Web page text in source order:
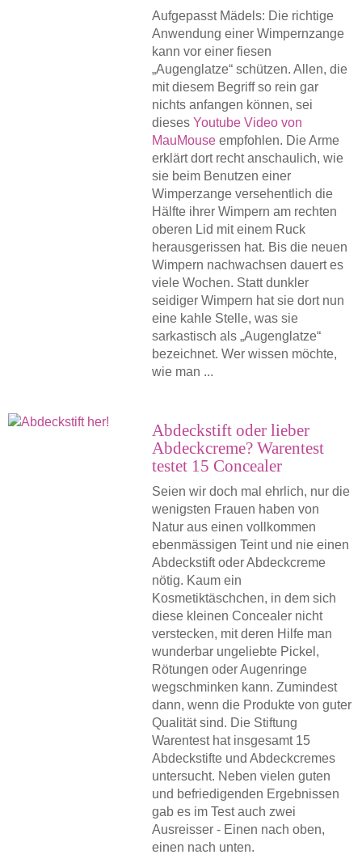
Aufgepasst Mädels: Die richtige
Anwendung einer Wimpernzange
kann vor einer fiesen
„Augenglatze“ schützen. Allen, die
mit diesem Begriff so rein gar
nichts anfangen können, sei
diesesYoutube Video von
MauMouseempfohlen. Die Arme
erklärt dort recht anschaulich, wie
sie beim Benutzen einer
Wimperzange versehentlich die
Hälfte ihrer Wimpern am rechten
oberen Lid mit einem Ruck
herausgerissen hat. Bis die neuen
Wimpern nachwachsen dauert es
viele Wochen. Statt dunkler
seidiger Wimpern hat sie dort nun
eine kahle Stelle, was sie
sarkastisch als „Augenglatze“
bezeichnet. Wer wissen möchte,
wie man ...
Abdeckstift oder lieber
Abdeckcreme? Warentest
testet 15 Concealer
Seien wir doch mal ehrlich, nur die
wenigsten Frauen haben von
Natur aus einen vollkommen
ebenmässigen Teint und nie einen
Abdeckstift oder Abdeckcreme
nötig. Kaum ein
Kosmetiktäschchen, in dem sich
diese kleinen Concealer nicht
verstecken, mit deren Hilfe man
wunderbar ungeliebte Pickel,
Rötungen oder Augenringe
wegschminken kann. Zumindest
dann, wenn die Produkte von guter
Qualität sind. Die Stiftung
Warentest hat insgesamt 15
Abdeckstifte und Abdeckcremes
untersucht. Neben vielen guten
und befriedigenden Ergebnissen
gab es im Test auch zwei
Ausreisser - Einen nach oben,
einen nach unten.